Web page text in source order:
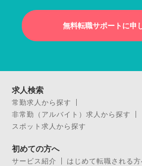
無料転職サポートに申
求人検索
常勤求人から探す
非常勤（アルバイト）求人から探す
スポット求人から探す
初めての方へ
サービス紹介
はじめて転職される方